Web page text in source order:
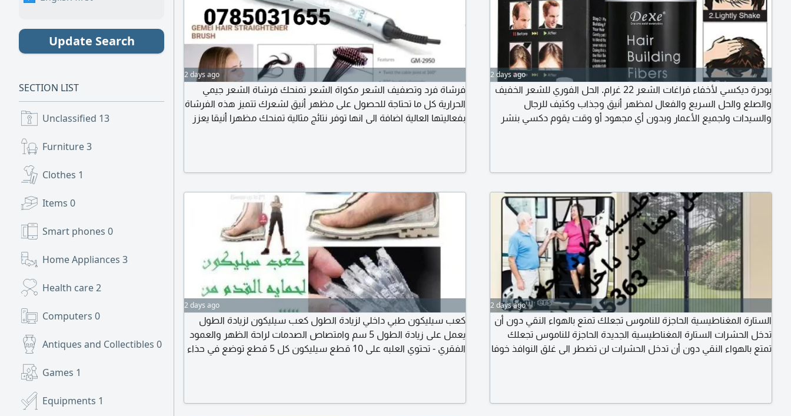
Update Search
SECTION LIST
Unclassified 13
Furniture3
Clothes 1
Items 0
Smart phones 0
Home Appliances 3
Health care2
Computers 0
Antiques and Collectibles 0
Games 1
Equipments 1
2 days ago
فرشاة فرد وتصفيف الشعر مكواة الشعر تمنحك فرشاة الشعر جيمي
الحرارية كل ما تحتاجة للحصول على مظهر أنيق لشعرك تتميز هذه الفرشاة
بفعاليتها العالية اضافة الى انها توفر نتائج مثالية تمنحك مظهرا أنيقا يعزز
2 days ago
بودرة ديكسي لأخفاء فراغات الشعر 22 غرام. الحل الفوري للشعر الخفيف
والصلع والحل السريع والفعال لمظهر أنيق وجذاب وكثيف للرجال
والسيدات ولجميع الأعمار وبدون أي مجهود أو وقت يقوم دكسي بنشر
2 days ago
كعب سيليكون طبي داخلي لزيادة الطول كعب سيليكون لزيادة الطول
يعمل على زيادة الطول 5 سم وامتصاص الصدمات لراحة الظهر والعمود
الفقري - تحتوي العلبه على 10 قطع سيليكون كل 5 قطع توضع في حذاء
2 days ago
الستارة المغناطيسية الحاجزة للناموس تجعلك تمتع بالهواء النقي دون أن
تدخل الحشرات الستارة المغناطيسية الجديدة الحاجزة للناموس تجعلك
تمتع بالهواء النقي دون أن تدخل الحشرات لن تضطر الى غلق النوافذ خوفا